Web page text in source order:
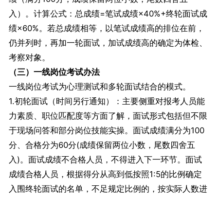
入）。计算公式：总成绩=笔试成绩×40%+终轮面试成
绩×60%。若总成绩相等，以笔试成绩高的排位在前，
仍并列时，再加一轮面试，加试成绩高的确定为体检、
考察对象。
（三）一线岗位考试办法
一线岗位考试为心理测试和多轮面试结合的模式。
1.初轮面试（时间另行通知）：主要侧重对报考人员能
力素质、职位匹配度等方面了解，面试形式包括但不限
于现场问答和部分岗位技能实操。面试成绩满分为100
分、合格分为60分(成绩保留两位小数，尾数四舍五
入)。面试成绩不合格人员，不得进入下一环节。面试
成绩合格人员，根据得分从高到低按照1:5的比例确定
入围终轮面试的名单，不足规定比例的，按实际人数进